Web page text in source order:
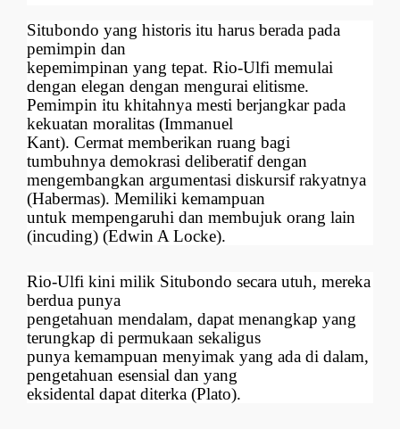
Situbondo yang historis itu harus berada pada
pemimpin dan
kepemimpinan yang tepat. Rio-Ulfi memulai
dengan elegan dengan mengurai elitisme.
Pemimpin itu khitahnya mesti berjangkar pada
kekuatan moralitas (Immanuel
Kant). Cermat memberikan ruang bagi
tumbuhnya demokrasi deliberatif dengan
mengembangkan argumentasi diskursif rakyatnya
(Habermas). Memiliki kemampuan
untuk mempengaruhi dan membujuk orang lain
(incuding) (Edwin A Locke).
Rio-Ulfi kini milik Situbondo secara utuh, mereka
berdua punya
pengetahuan mendalam, dapat menangkap yang
terungkap di permukaan sekaligus
punya kemampuan menyimak yang ada di dalam,
pengetahuan esensial dan yang
eksidental dapat diterka (Plato).